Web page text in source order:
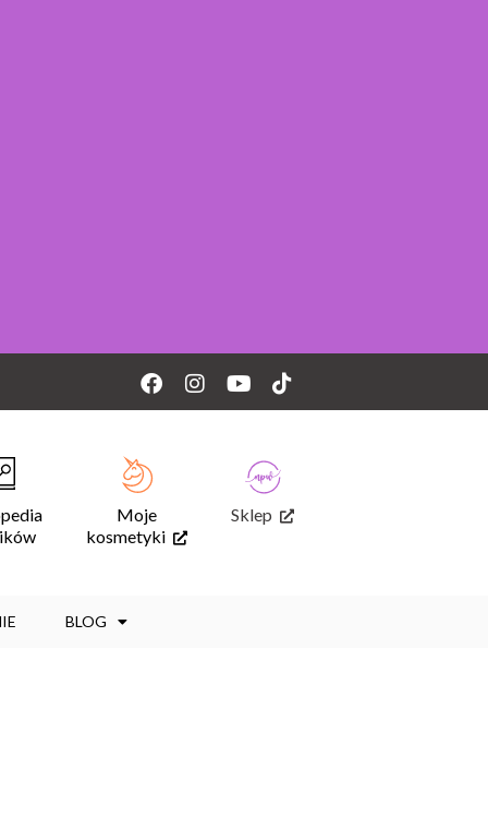
Facebook
Instagram
YoutubeTiktok
Moje
kosmetyki
Sklep
BLOG